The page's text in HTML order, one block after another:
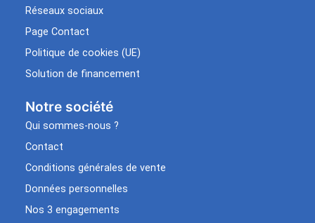
Réseaux sociaux
Page Contact
Politique de cookies (UE)
Solution de financement
Notre société
Qui sommes-nous ?
Contact
Conditions générales de vente
Données personnelles
Nos 3 engagements